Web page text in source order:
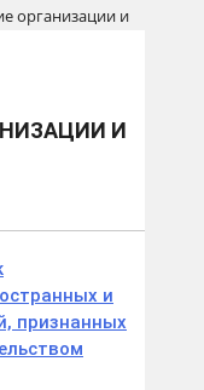
организации и
И
и
признанных